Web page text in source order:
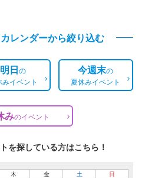
レンダーから絞り込む
明日の
みイベント
今週末の
夏休みイベント
みのイベント
を探している方はこちら！
木 金 土 日